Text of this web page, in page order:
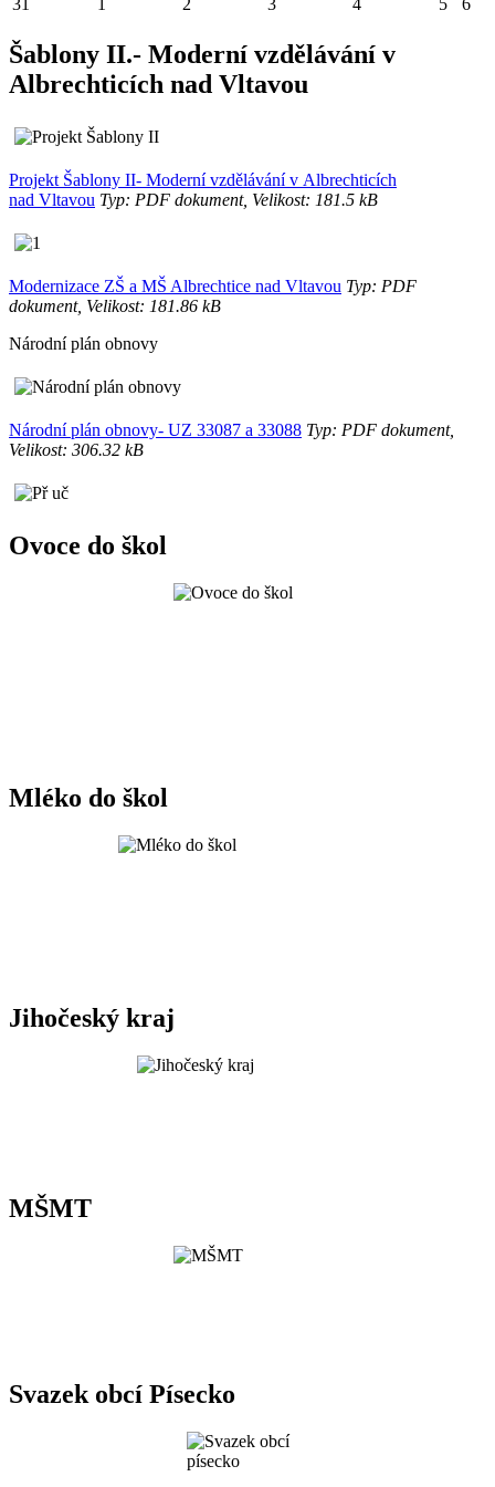
31
1 2 3 4 5 6
Šablony II.- Moderní vzdělávání v
Albrechticích nad Vltavou
Projekt Šablony II- Moderní vzdělávání v Albrechticích
nad Vltavou Typ: PDF dokument, Velikost: 181.5 kB
Modernizace ZŠ a MŠ Albrechtice nad Vltavou Typ: PDF
dokument, Velikost: 181.86 kB
Národní plán obnovy
Národní plán obnovy- UZ 33087 a 33088 Typ: PDF dokument,
Velikost: 306.32 kB
Ovoce do škol
Mléko do škol
Jihočeský kraj
MŠMT
Svazek obcí Písecko